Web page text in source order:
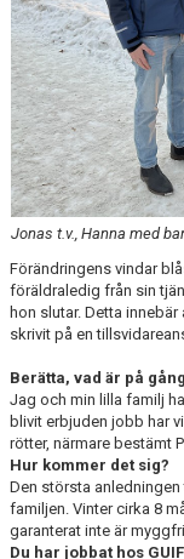
FRITIDSKORTET
MATERIALINKÖP
TOLK
NATTVANDRING
Jonas t.v., Hanna med
Förändringens vindar
föräldraledig från sin
hon slutar. Detta
skrivit på en
Berätta, vad är på
Jag och min lilla familj
blivit erbjuden jobb har
rötter, närmare bestämt
Hur kommer det sig?
Den största
familjen. Vinter cirka 8
garanterat inte är
Du har jobbat hos